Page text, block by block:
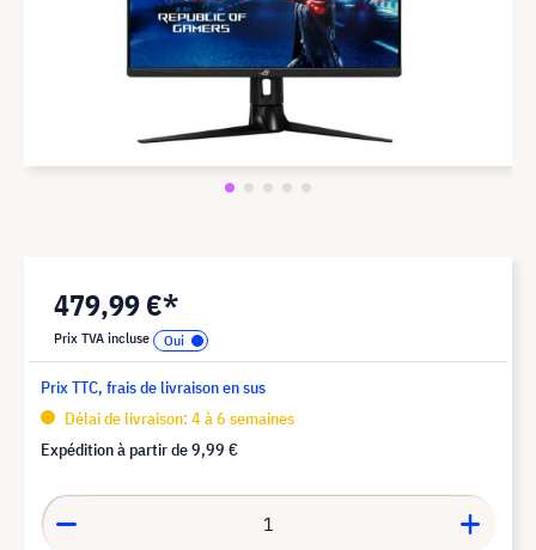
479,99 €*
Prix TVA incluse
Prix TTC, frais de livraison en sus
Délai de livraison: 4 à 6 semaines
Expédition à partir de9,99 €